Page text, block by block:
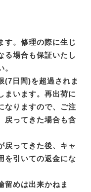
す。修理の際に生じ
る場合も保証いたし
(7日間)を超過されま
まいます。再出荷に
なりますので、ご注
戻ってきた場合も含
戻ってきた後、キャ
を引いての返金にな
留めは出来かねま